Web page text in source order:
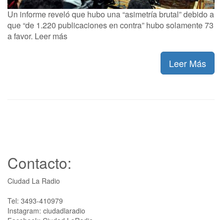
Un informe reveló que hubo una “asimetría brutal” debido a
que “de 1.220 publicaciones en contra” hubo solamente 73
a favor. Leer más
Leer Más
Contacto:
Ciudad La Radio
Tel: 3493-410979
Instagram: ciudadlaradio